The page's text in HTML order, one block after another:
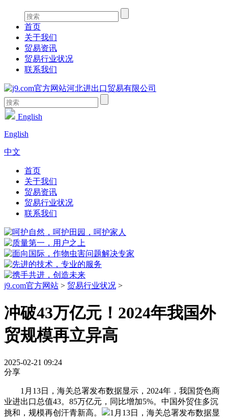
首页
关于我们
贸易资讯
贸易行业状况
联系我们
English
English
中文
首页
关于我们
贸易资讯
贸易行业状况
联系我们
j9.com官方网站 > 贸易行业状况 >
冲破43万亿元！2024年我国外
贸规模再立异高
2025-02-21 09:24
分享
1月13日，海关总署发布数据显示，2024年，我国货色商
业进出口总值43。85万亿元，同比增加5%。中国外贸住多沉
挑和，规模再创汗青新高。
1月13日，海关总署发布数据显